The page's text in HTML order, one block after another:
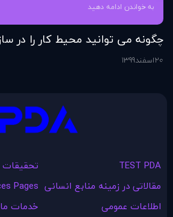
به خواندن ادامه دهید
چگونه می توانید محیط کار را در
کنید؟
20اسفند1399
TEST PDA
تحقیقات
مقالاتی در زمينه منابع انسانی Pages
اطلاعات عمومی
خدمات ما